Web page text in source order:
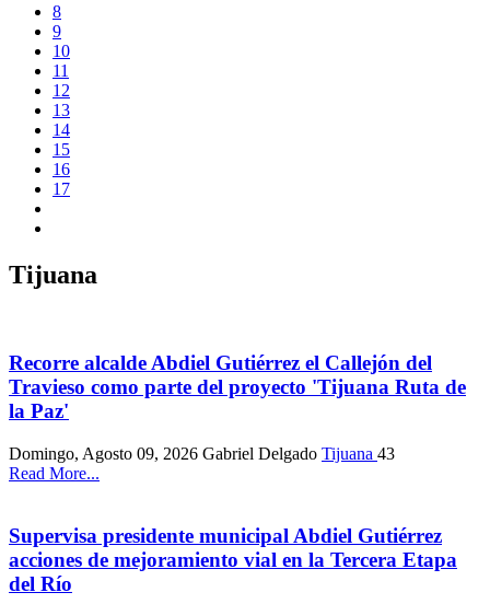
8
9
10
11
12
13
14
15
16
17
Tijuana
Recorre alcalde Abdiel Gutiérrez el Callejón del
Travieso como parte del proyecto 'Tijuana Ruta de
la Paz'
Domingo, Agosto 09, 2026 Gabriel Delgado Tijuana 43
Read More...
Supervisa presidente municipal Abdiel Gutiérrez
acciones de mejoramiento vial en la Tercera Etapa
del Río